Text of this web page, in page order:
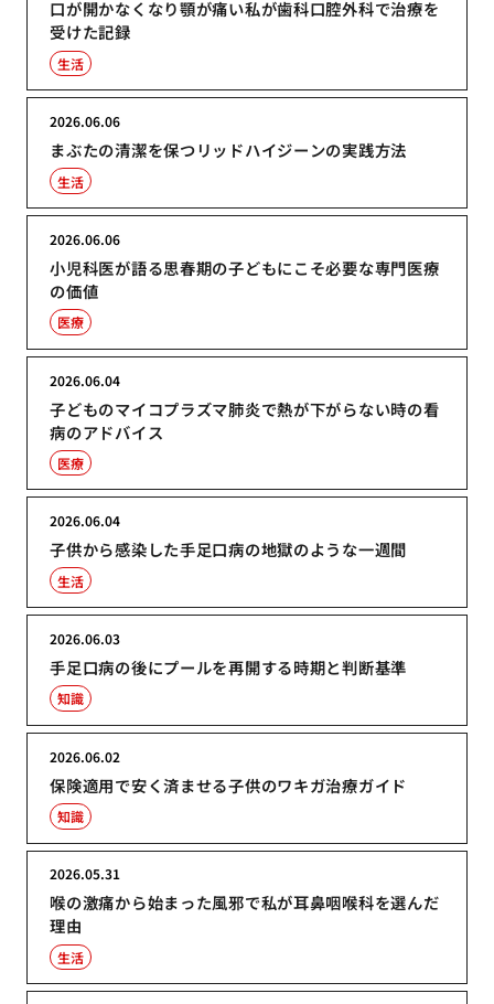
口が開かなくなり顎が痛い私が歯科口腔外科で治療を
受けた記録
生活
まぶたの清潔を保つリッドハイジーンの実践方法
2026.06.06
生活
小児科医が語る思春期の子どもにこそ必要な専門医療
の価値
2026.06.06
医療
子どものマイコプラズマ肺炎で熱が下がらない時の看
病のアドバイス
2026.06.04
医療
子供から感染した手足口病の地獄のような一週間
2026.06.04
生活
手足口病の後にプールを再開する時期と判断基準
2026.06.03
知識
保険適用で安く済ませる子供のワキガ治療ガイド
2026.06.02
知識
喉の激痛から始まった風邪で私が耳鼻咽喉科を選んだ
理由
2026.05.31
生活